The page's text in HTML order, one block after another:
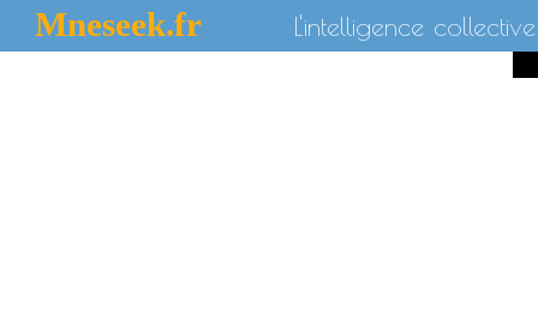
Mneseek.fr L'intelligence collective